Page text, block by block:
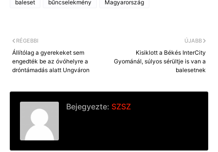
b l L
baleset bűncselekmény Magyarország
ÚJABB
Kisiklott a Békés InterCity
Gyománál, súlyos sérültje is van a
balesetnek
RÉGEBBI
Állítólag a gyerekeket sem
engedték be az óvóhelyre a
dróntámadás alatt Ungváron
Bejegyezte: SZSZ